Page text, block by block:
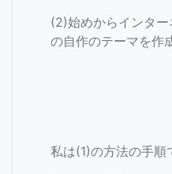
(2)始めからインタ
の自作のテーマを作
私は(1)の方法の手順